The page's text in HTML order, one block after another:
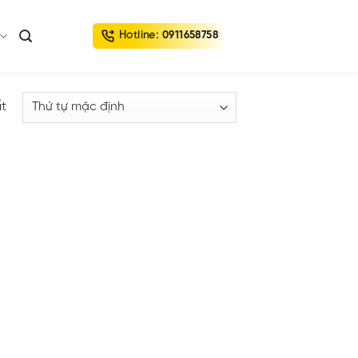
Hotline: 0911658758